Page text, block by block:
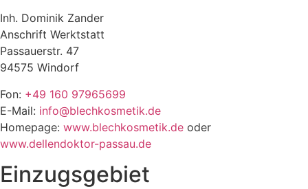
Inh. Dominik Zander
Anschrift Werktstatt
Passauerstr. 47
94575 Windorf
Fon: +49 160 97965699
E-Mail: info@blechkosmetik.de
Homepage: www.blechkosmetik.de oder
www.dellendoktor-passau.de
Einzugsgebiet